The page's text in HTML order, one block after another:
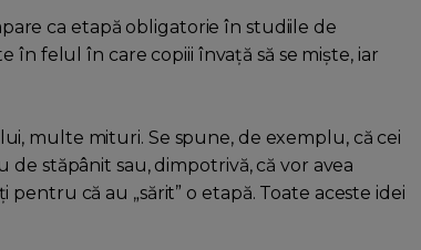
ca etapă obligatorie în studiile de
în felul în care copiii învață să se miște, iar
multe mituri. Se spune, de exemplu, că cei
stăpânit sau, dimpotrivă, că vor avea
că au „sărit” o etapă. Toate aceste idei